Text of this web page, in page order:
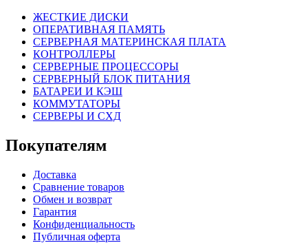
ЖЕСТКИЕ ДИСКИ
ОПЕРАТИВНАЯ ПАМЯТЬ
СЕРВЕРНАЯ МАТЕРИНСКАЯ ПЛАТА
КОНТРОЛЛЕРЫ
СЕРВЕРНЫЕ ПРОЦЕССОРЫ
СЕРВЕРНЫЙ БЛОК ПИТАНИЯ
БАТАРЕИ И КЭШ
КОММУТАТОРЫ
СЕРВЕРЫ И СХД
Покупателям
Доставка
Сравнение товаров
Обмен и возврат
Гарантия
Конфиденциальность
Публичная оферта